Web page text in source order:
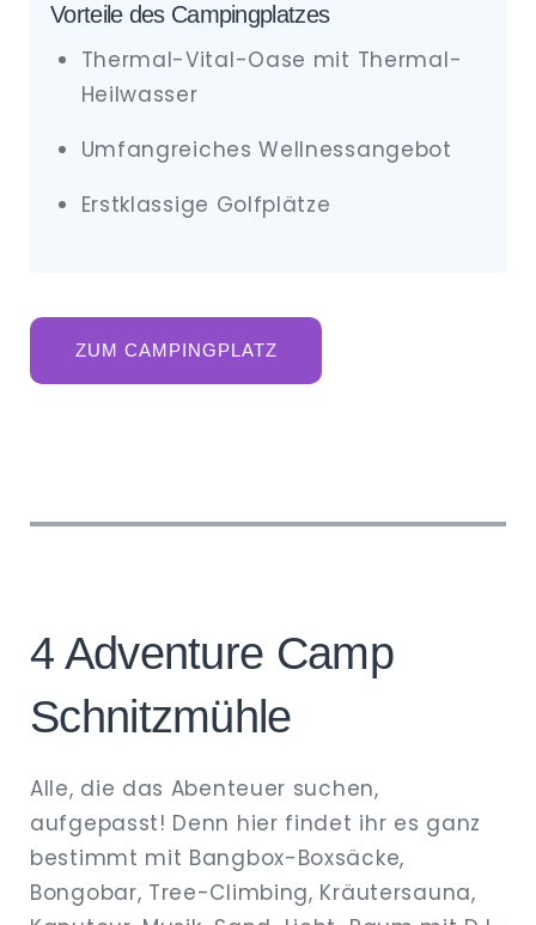
Vorteile des Campingplatzes
Thermal-Vital-Oase mit Thermal-
Heilwasser
Umfangreiches Wellnessangebot
Erstklassige Golfplätze
ZUM CAMPINGPLATZ
4 Adventure Camp
Schnitzmühle
Alle, die das Abenteuer suchen,
aufgepasst! Denn hier findet ihr es ganz
bestimmt mit Bangbox-Boxsäcke,
Bongobar, Tree-Climbing, Kräutersauna,